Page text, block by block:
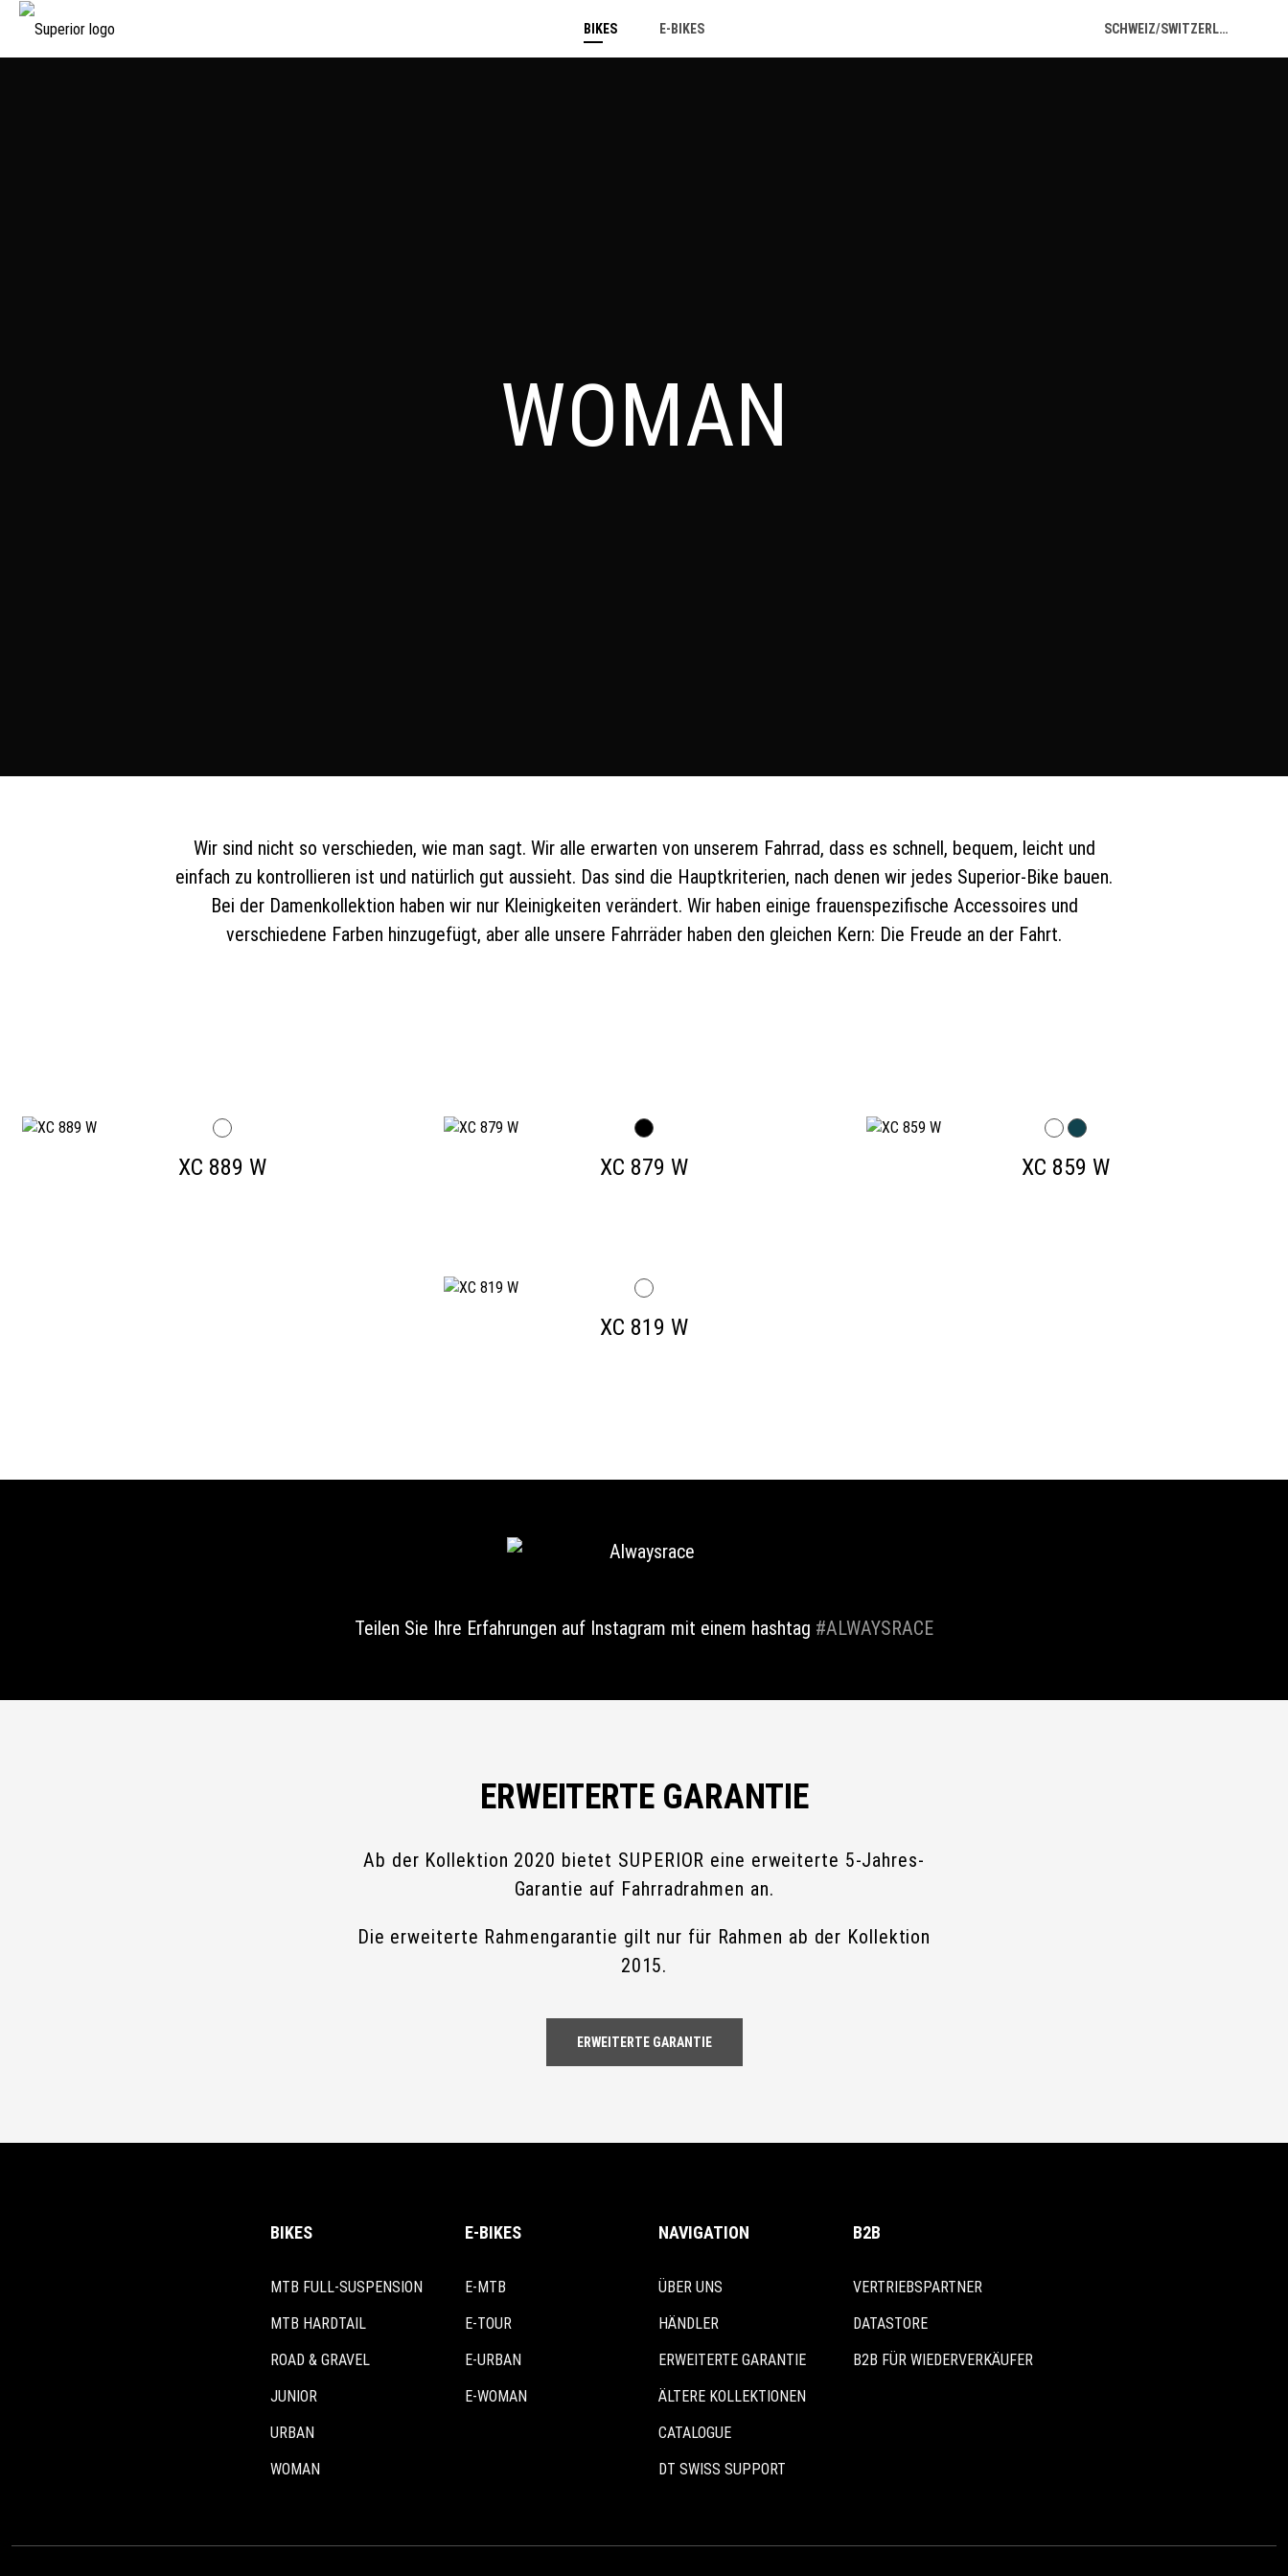
BIKES E-BIKES SCHWEIZ/SWITZERLAND
WOMAN
Wir sind nicht so verschieden, wie man sagt. Wir alle erwarten von unserem Fahrrad, dass es schnell, bequem, leicht und
einfach zu kontrollieren ist und natürlich gut aussieht. Das sind die Hauptkriterien, nach denen wir jedes Superior-Bike bauen.
Bei der Damenkollektion haben wir nur Kleinigkeiten verändert. Wir haben einige frauenspezifische Accessoires und
verschiedene Farben hinzugefügt, aber alle unsere Fahrräder haben den gleichen Kern: Die Freude an der Fahrt.
XC 889 W XC 879 W XC 859 W
XC 819 W
Teilen Sie Ihre Erfahrungen auf Instagram mit einem hashtag #ALWAYSRACE
ERWEITERTE GARANTIE
Ab der Kollektion 2020 bietet SUPERIOR eine erweiterte 5-Jahres-
Garantie auf Fahrradrahmen an.
Die erweiterte Rahmengarantie gilt nur für Rahmen ab der Kollektion
2015.
ERWEITERTE GARANTIE
BIKES
MTB FULL-SUSPENSION
MTB HARDTAIL
ROAD & GRAVEL
JUNIOR
URBAN
WOMAN
E-BIKES
E-MTB
E-TOUR
E-URBAN
E-WOMAN
NAVIGATION
ÜBER UNS
HÄNDLER
ERWEITERTE GARANTIE
ÄLTERE KOLLEKTIONEN
CATALOGUE
DT SWISS SUPPORT
B2B
VERTRIEBSPARTNER
DATASTORE
B2B FÜR WIEDERVERKÄUFER